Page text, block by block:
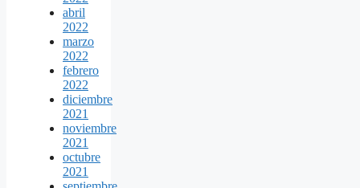
abril
2022
marzo
2022
febrero
2022
diciembre
2021
noviembre
2021
octubre
2021